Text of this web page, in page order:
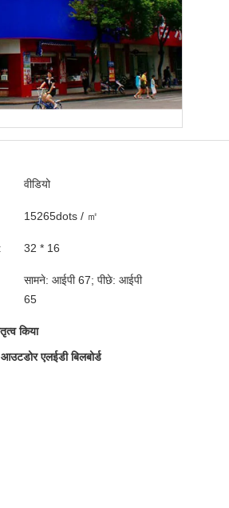
वीडियो
15265dots / ㎡
32 * 16
सामने: आईपी 67; पीछे: आईपी
65
किया
एलईडी बिलबोर्ड